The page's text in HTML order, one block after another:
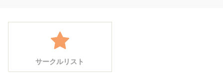
サークルリスト